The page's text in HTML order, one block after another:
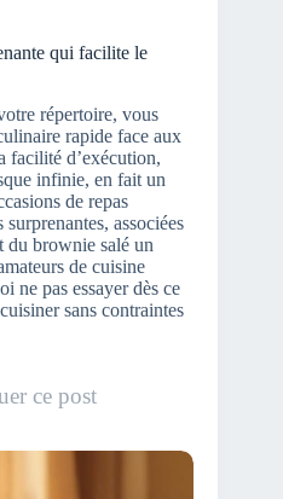
qui facilite le
répertoire, vous
rapide face aux
facilité d’exécution,
infinie, en fait un
de repas
associées
du brownie salé un
de cuisine
ne pas essayer dès ce
sans contraintes
ce post